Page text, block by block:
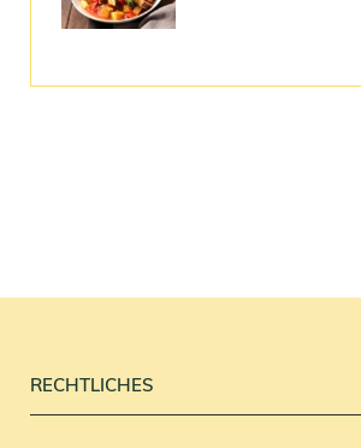
RECHTLICHES